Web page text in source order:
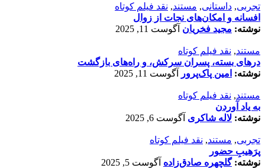
تجربی, داستانی, مستند, نقد فیلم کوتاه
افسانه‌ و امکان‌های نجات از زوال
نوشته: مجید فخریان آگوست 11, 2025
مستند, نقد فیلم کوتاه
درهای بسته، پسران سرکش، و راه‌های بازگشت
نوشته: امین پاک‌پرور آگوست 11, 2025
مستند, نقد فیلم کوتاه
به یاد آوردن
نوشته: لاله شاکری آگوست 6, 2025
تجربی, مستند, نقد فیلم کوتاه
پرَهیب‌ِ حضور
نوشته:گلچهره صادق‌زاده آگوست 5, 2025